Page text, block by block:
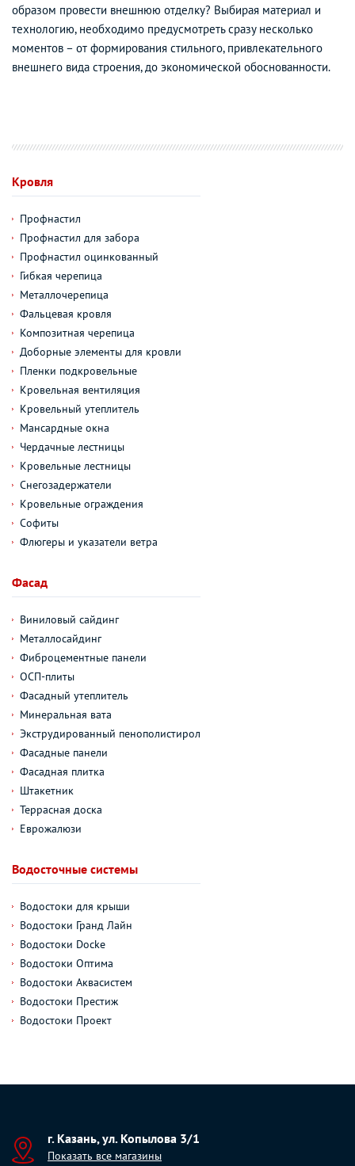
образом провести внешнюю отделку? Выбирая материал и
технологию, необходимо предусмотреть сразу несколько
моментов – от формирования стильного, привлекательного
внешнего вида строения, до экономической обоснованности.
Кровля
Профнастил
Профнастил для забора
Профнастил оцинкованный
Гибкая черепица
Металлочерепица
Фальцевая кровля
Композитная черепица
Доборные элементы для кровли
Пленки подкровельные
Кровельная вентиляция
Кровельный утеплитель
Мансардные окна
Чердачные лестницы
Кровельные лестницы
Снегозадержатели
Кровельные ограждения
Софиты
Флюгеры и указатели ветра
Фасад
Виниловый сайдинг
Металлосайдинг
Фиброцементные панели
ОСП-плиты
Фасадный утеплитель
Минеральная вата
Экструдированный пенополистирол
Фасадные панели
Фасадная плитка
Штакетник
Террасная доска
Еврожалюзи
Водосточные системы
Водостоки для крыши
Водостоки Гранд Лайн
Водостоки Docke
Водостоки Оптима
Водостоки Аквасистем
Водостоки Престиж
Водостоки Проект
г. Казань, ул. Копылова 3/1
Показать все магазины